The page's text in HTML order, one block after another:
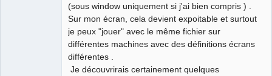
(sous window uniquement si j'ai bien compris ) .
Sur mon écran, cela devient expoitable et surtout
je peux "jouer" avec le même fichier sur
différentes machines avec des définitions écrans
différentes .
Je découvrirais certainement quelques